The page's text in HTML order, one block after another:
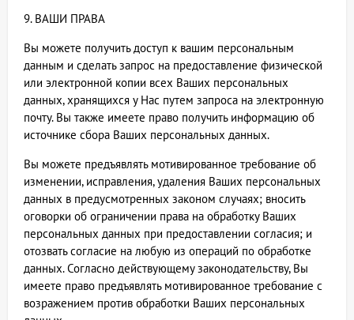
9. ВАШИ ПРАВА
Вы можете получить доступ к вашим персональным
данным и сделать запрос на предоставление физической
или электронной копии всех Ваших персональных
данных, хранящихся у Нас путем запроса на электронную
почту. Вы также имеете право получить информацию об
источнике сбора Ваших персональных данных.
Вы можете предъявлять мотивированное требование об
изменении, исправления, удаления Ваших персональных
данных в предусмотренных законом случаях; вносить
оговорки об ограничении права на обработку Ваших
персональных данных при предоставлении согласия; и
отозвать согласие на любую из операций по обработке
данных. Согласно действующему законодательству, Вы
имеете право предъявлять мотивированное требование с
возражением против обработки Ваших персональных